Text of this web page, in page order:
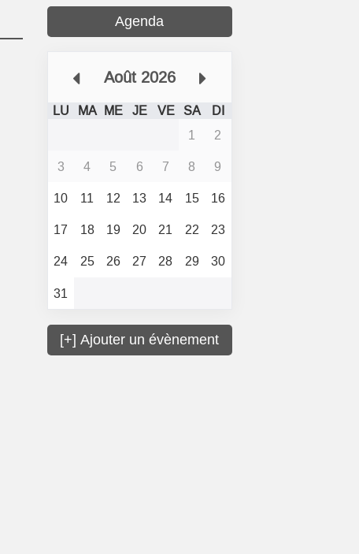
Agenda
Août 2026
LU MA ME JE VE SA
DI
1
2
3
4 5 6 7 8
9
10
11 12 13 14 15
16
17
18 19 20 21 22
23
24
25 26 27 28 29
30
31
[+] Ajouter un évènement